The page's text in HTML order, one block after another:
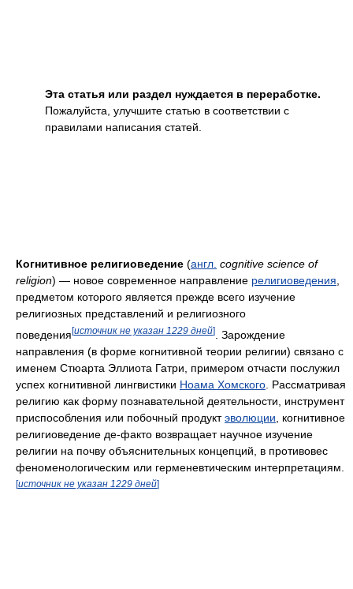
Эта статья или раздел нуждается в переработке.
Пожалуйста, улучшите статью в соответствии с
правилами написания статей.
Когнитивное религиоведение (англ. cognitive science of
religion) — новое современное направление религиоведения
предметом которого является прежде всего изучение
религиозных представлений и религиозного
поведения[источник не указан 1229 дней]
. Зарождение
направления (в форме когнитивной теории религии) связано с
именем Стюарта Эллиота Гатри, примером отчасти послужил
успех когнитивной лингвистики Ноама Хомского . Рассматривая
религию как форму познавательной деятельности, инструмент
приспособления или побочный продуктэволюции , когнитивное
религиоведение де-факто возвращает научное изучение
религии на почву объяснительных концепций, в противовес
феноменологическим или герменевтическим интерпретациям.
[источник не указан 1229 дней]